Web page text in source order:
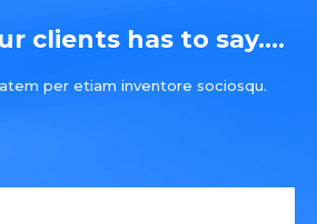
clients has to say....
per etiam inventore sociosqu.